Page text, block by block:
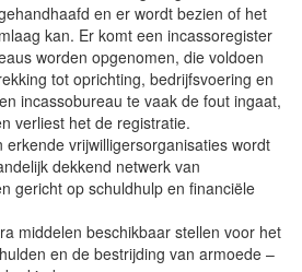
en er wordt bezien of het
kan. Er komt een incassoregister
worden opgenomen, die voldoen
tot oprichting, bedrijfsvoering en
incassobureau te vaak de fout ingaat,
verliest het de registratie.
erkende vrijwilligersorganisaties wordt
dekkend netwerk van
gericht op schuldhulp en financiële
middelen beschikbaar stellen voor het
en de bestrijding van armoede –